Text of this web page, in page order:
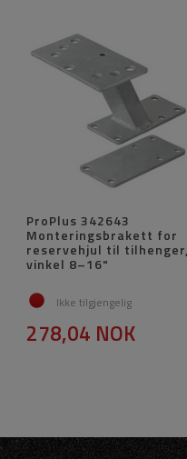
ProPlus 342643
Monteringsbrakett for
reservehjul til tilhenger,
vinkel 8–16"
Ikke tilgjengelig
278,04 NOK